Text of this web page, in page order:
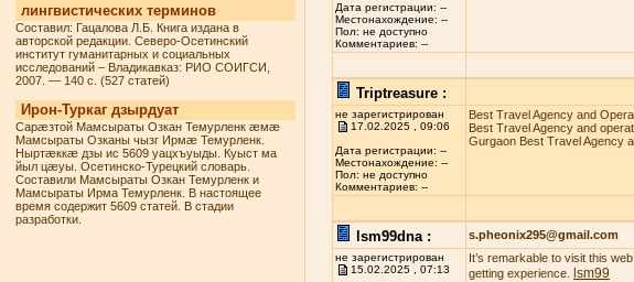
лингвистических терминов
Составил: Гацалова Л.Б. Книга издана в
авторской редакции. Северо-Осетинский
институт гуманитарных и социальных
исследований – Владикавказ: РИО СОИГСИ,
2007. — 140 с. (527 статей)
Ирон-Туркаг дзырдуат
Сарæзтой Мамсыраты Озкан Темурленк æмæ
Мамсыраты Озканы чызг Ирмæ Темурленк.
Ныртæккæ дзы ис 5609 уацхъуыды. Куыст ма
йыл цæуы. Осетинско-Турецкий словарь.
Составили Мамсыраты Озкан Темурленк и
Мамсыраты Ирма Темурленк. В настоящее
время содержит 5609 статей. В стадии
разработки.
Дата регистрации: --
Местонахождение: --
Пол: не доступно
Комментариев: --
Triptreasure :
не зарегистрирован
17.02.2025 , 09:06
Дата регистрации: --
Местонахождение: --
Пол: не доступно
Комментариев: --
Best Travel Agency and
Best Travel Agency and
Gurgaon Best Travel Agency
lsm99dna : s.pheonix295@gmail.com
не зарегистрирован
15.02.2025 , 07:13
It’s remarkable to visit this
getting experience.
lsm99